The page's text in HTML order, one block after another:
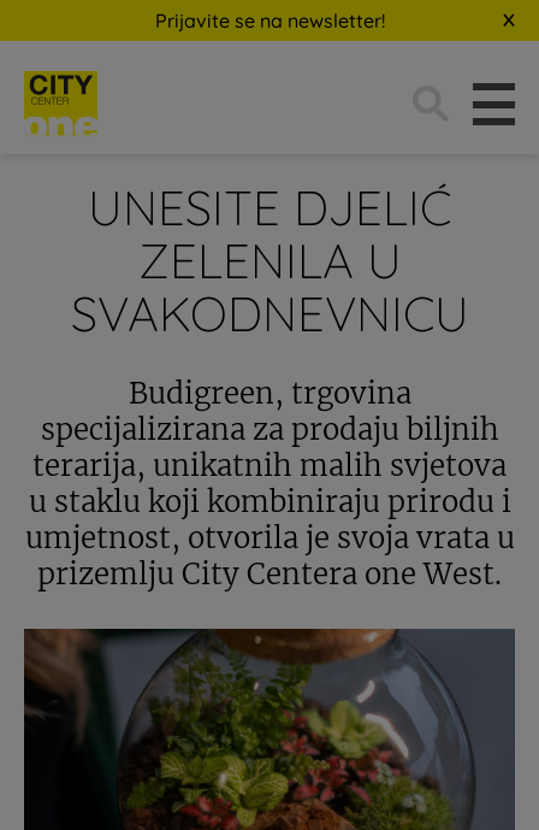
Prijavite se na newsletter!
UNESITE DJELIĆ
ZELENILA U
SVAKODNEVNICU
Budigreen, trgovina
specijalizirana za prodaju biljnih
terarija, unikatnih malih svjetova
u staklu koji kombiniraju prirodu i
umjetnost, otvorila je svoja vrata u
prizemlju City Centera one West.